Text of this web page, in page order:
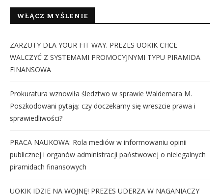
WŁĄCZ MYŚLENIE
ZARZUTY DLA YOUR FIT WAY. PREZES UOKIK CHCE
WALCZYĆ Z SYSTEMAMI PROMOCYJNYMI TYPU PIRAMIDA
FINANSOWA
Prokuratura wznowiła śledztwo w sprawie Waldemara M.
Poszkodowani pytają: czy doczekamy się wreszcie prawa i
sprawiedliwości?
PRACA NAUKOWA: Rola mediów w informowaniu opinii
publicznej i organów administracji państwowej o nielegalnych
piramidach finansowych
UOKIK IDZIE NA WOJNĘ! PREZES UDERZA W NAGANIACZY